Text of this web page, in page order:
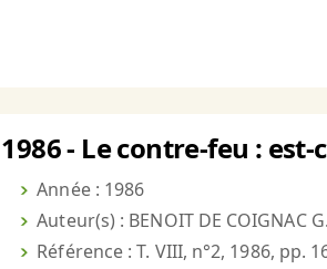
1986 - Le contre-feu :
Année : 1986
Auteur(s) : BENOIT DE COIGNAC G.
Référence : T. VIII, n°2, 1986, pp.